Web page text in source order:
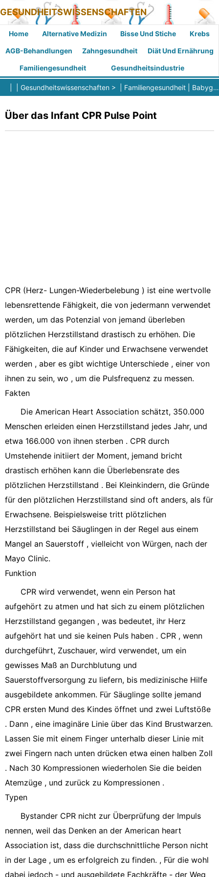
GESUNDHEITSWISSENSCHAFTEN
Home Alternative Medizin Bisse Und Stiche Krebs
AGB-Behandlungen Zahngesundheit Diät Und Ernährung
Familiengesundheit Gesundheitsindustrie
Gesundheitswissenschaften > | Familiengesundheit Babygesundheit
Über das Infant CPR Pulse Point
CPR (Herz- Lungen-Wiederbelebung ) ist eine wertvolle
lebensrettende Fähigkeit, die von jedermann verwendet
werden, um das Potenzial von jemand überleben
plötzlichen Herzstillstand drastisch zu erhöhen. Die
Fähigkeiten, die auf Kinder und Erwachsene verwendet
werden , aber es gibt wichtige Unterschiede , einer von
ihnen zu sein, wo , um die Pulsfrequenz zu messen.
Fakten
Die American Heart Association schätzt, 350.000
Menschen erleiden einen Herzstillstand jedes Jahr, und
etwa 166.000 von ihnen sterben . CPR durch
Umstehende initiiert der Moment, jemand bricht
drastisch erhöhen kann die Überlebensrate des
plötzlichen Herzstillstand . Bei Kleinkindern, die Gründe
für den plötzlichen Herzstillstand sind oft anders, als für
Erwachsene. Beispielsweise tritt plötzlichen
Herzstillstand bei Säuglingen in der Regel aus einem
Mangel an Sauerstoff , vielleicht von Würgen, nach der
Mayo Clinic.
Funktion
CPR wird verwendet, wenn ein Person hat
aufgehört zu atmen und hat sich zu einem plötzlichen
Herzstillstand gegangen , was bedeutet, ihr Herz
aufgehört hat und sie keinen Puls haben . CPR , wenn
durchgeführt, Zuschauer, wird verwendet, um ein
gewisses Maß an Durchblutung und
Sauerstoffversorgung zu liefern, bis medizinische Hilfe
ausgebildete ankommen. Für Säuglinge sollte jemand
CPR ersten Mund des Kindes öffnet und zwei Luftstöße
. Dann , eine imaginäre Linie über das Kind Brustwarzen.
Lassen Sie mit einem Finger unterhalb dieser Linie mit
zwei Fingern nach unten drücken etwa einen halben Zoll
. Nach 30 Kompressionen wiederholen Sie die beiden
Atemzüge , und zurück zu Kompressionen .
Typen
Bystander CPR nicht zur Überprüfung der Impuls
nennen, weil das Denken an der American heart
Association ist, dass die durchschnittliche Person nicht
in der Lage , um es erfolgreich zu finden. , Für die wohl
dabei jedoch - und ausgebildete Fachkräfte - der Weg